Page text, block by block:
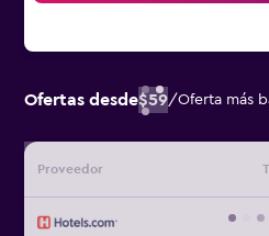
Ofertas desde$59/Oferta más
Proveedor